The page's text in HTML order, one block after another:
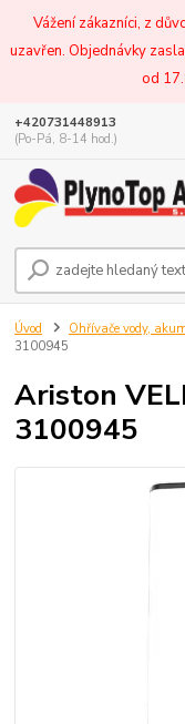
Vážení zákazníci, z
uzavřen. Objednávky
od
+420731448913
(Po-Pá, 8-14 hod.)
Úvod Ohřívače vody,
3100945
Ariston
3100945